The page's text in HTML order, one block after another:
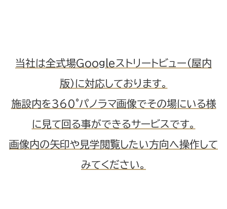
当社は全式場Googleストリートビュー（屋内
版）に対応しております。
施設内を360°パノラマ画像でその場にいる様
に見て回る事ができるサービスです。
画像内の矢印や見学閲覧したい方向へ操作して
みてください。